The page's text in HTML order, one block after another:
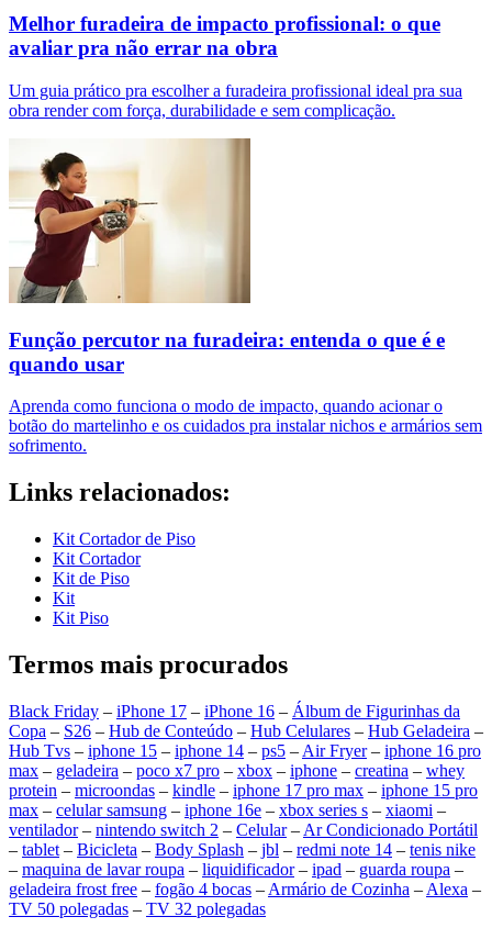
Melhor furadeira de impacto profissional: o que
avaliar pra não errar na obra
Um guia prático pra escolher a furadeira profissional ideal pra sua
obra render com força, durabilidade e sem complicação.
Função percutor na furadeira: entenda o que é e
quando usar
Aprenda como funciona o modo de impacto, quando acionar o
botão do martelinho e os cuidados pra instalar nichos e armários sem
sofrimento.
Links relacionados:
Kit Cortador de Piso
Kit Cortador
Kit de Piso
Kit
Kit Piso
Termos mais procurados
Black Friday – iPhone 17 – iPhone 16 – Álbum de Figurinhas da
Copa – S26 – Hub de Conteúdo – Hub Celulares – Hub Geladeira –
Hub Tvs – iphone 15 – iphone 14 – ps5 – Air Fryer– iphone 16 pro
max – geladeira – poco x7 pro – xbox – iphone – creatina – whey
protein – microondas – kindle – iphone 17 pro max – iphone 15 pro
max – celular samsung – iphone 16e – xbox series s – xiaomi –
ventilador– nintendo switch 2 – Celular– Ar Condicionado Portátil
– tablet – Bicicleta – Body Splash – jbl – redmi note 14 – tenis nike
– maquina de lavar roupa – liquidificador– ipad – guarda roupa –
geladeira frost free – fogão 4 bocas – Armário de Cozinha – Alexa –
TV 50 polegadas – TV 32 polegadas